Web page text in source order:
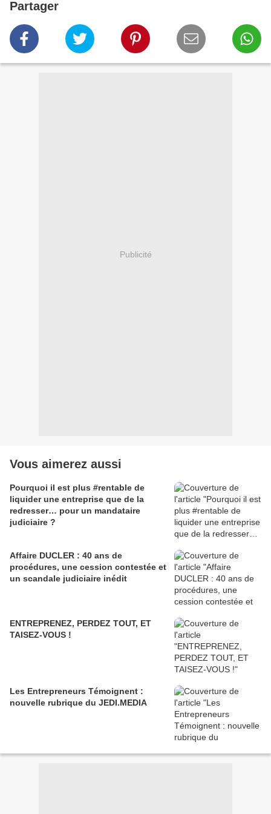
Partager
Publicité
Vous aimerez aussi
Pourquoi il est plus #rentable de
liquider une entreprise que de la
redresser… pour un mandataire
judiciaire ?
Affaire DUCLER : 40 ans de
procédures, une cession contestée et
un scandale judiciaire inédit
ENTREPRENEZ, PERDEZ TOUT, ET
TAISEZ-VOUS !
Les Entrepreneurs Témoignent :
nouvelle rubrique du JEDI.MEDIA